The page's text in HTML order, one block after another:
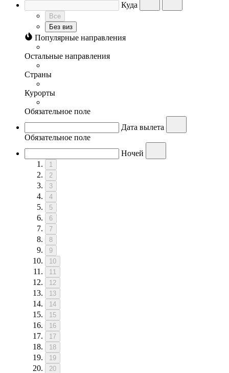
Куда
Все
Без виз
Популярные направления
Остальные направления
Страны
Курорты
Обязательное поле
Дата вылета
Обязательное поле
Ночей
1
2
3
4
5
6
7
8
9
10
11
12
13
14
15
16
17
18
19
20